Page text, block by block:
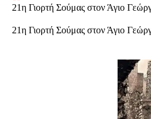
Αρχική
21η Γιορτή Σούμας στον Άγιο
21η Γιορτή Σούμας στον Άγιο